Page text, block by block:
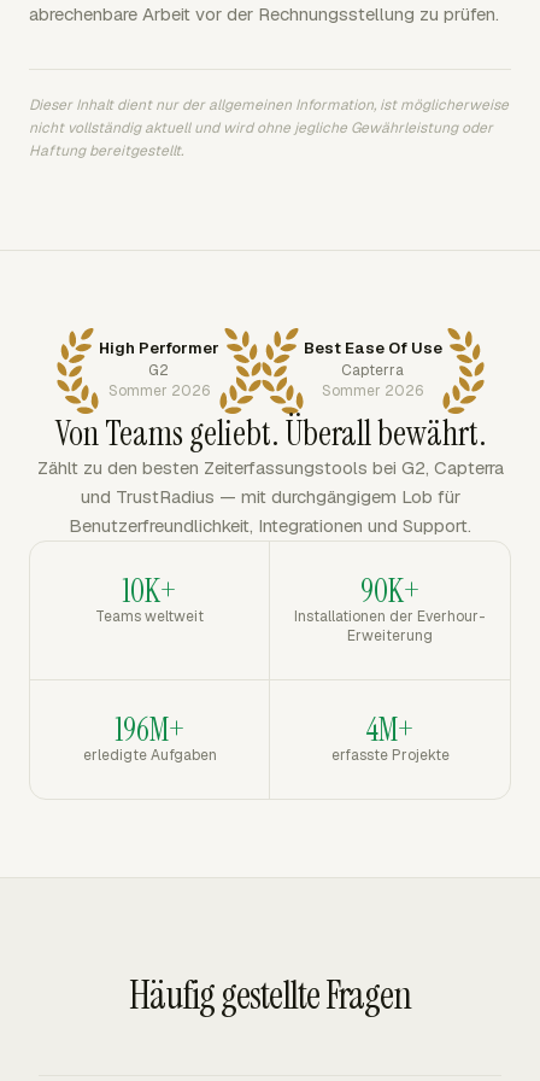
abrechenbare Arbeit vor der Rechnungsstellung zu prüfen.
Dieser Inhalt dient nur der allgemeinen Information, ist möglicherweise
nicht vollständig aktuell und wird ohne jegliche Gewährleistung oder
Haftung bereitgestellt.
High Performer
G2
Sommer 2026
Best Ease Of Use
Capterra
Sommer 2026
Von Teams geliebt. Überall bewährt.
Zählt zu den besten Zeiterfassungstools bei G2, Capterra
und TrustRadius — mit durchgängigem Lob für
Benutzerfreundlichkeit, Integrationen und Support.
10K+
Teams weltweit
90K+
Installationen der Everhour-
Erweiterung
196M+
erledigte Aufgaben
4M+
erfasste Projekte
Häufig gestellte Fragen